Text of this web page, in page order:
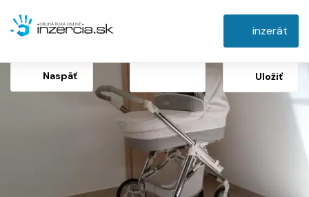
inzerát
Naspäť Uložiť